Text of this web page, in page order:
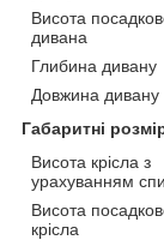
Висота
дивана
Глибина дивану
Довжина дивану
Габаритні
Висота крісла з
урахуванням
Висота
крісла